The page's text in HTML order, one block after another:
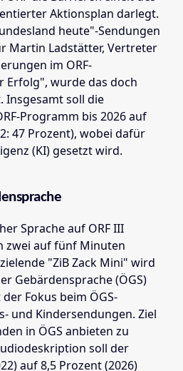
Aktionsplan darlegt.
heute"-Sendungen
Martin Ladstätter, Vertreter
im ORF-
Erfolg", wurde das doch
Insgesamt soll die
Programm bis 2026 auf
47 Prozent), wobei dafür
(KI) gesetzt wird.
Sprache auf ORF III
zwei auf fünf Minuten
"ZiB Zack Mini" wird
Gebärdensprache (ÖGS)
Fokus beim ÖGS-
und Kindersendungen. Ziel
in ÖGS anbieten zu
soll der
auf 8,5 Prozent (2026)